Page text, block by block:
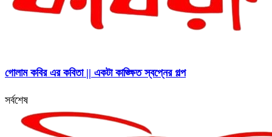
গোলাম কবির এর কবিতা || একটা কাঙ্ক্ষিত স্বপ্নের গল্প
সর্বশেষ